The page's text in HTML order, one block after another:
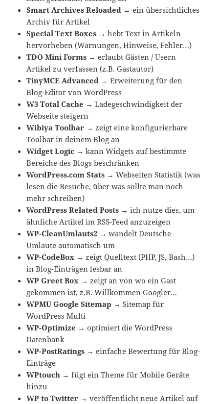
Smart Archives Reloaded →ein übersichtliches
Archiv für Artikel
Special Text Boxes →hebt Text in Artikeln
hervorheben (Warnungen, Hinweise, Fehler…)
TDO Mini Forms →erlaubt Gästen / Usern
Artikel zu verfassen (z.B. Gastautor)
TinyMCE Advanced → Erweiterung für den
Blog-Editor von WordPress
W3 Total Cache →Ladegeschwindigkeit der
Webseite steigern
Wibiya Toolbar →zeigt eine konfigurierbare
Toolbar in deinem Blog an
Widget Logic →kann Widgets auf bestimmte
Bereiche des Blogs beschränken
WordPress.com Stats → Webseiten Statistik (was
lesen die Besuche, über was sollte man noch
mehr schreiben)
WordPress Related Posts → ich nutze dies, um
ähnliche Artikel im RSS-Feed anzuzeigen
WP-CleanUmlauts2 → wandelt Deutsche
Umlaute automatisch um
WP-CodeBox → zeigt Quelltext (PHP, JS, Bash…)
in Blog-Einträgen lesbar an
WP Greet Box →zeigt an von wo ein Gast
gekommen ist, z.B. Willkommen Googler…
WPMU Google Sitemap →Sitemap für
WordPress Multi
WP-Optimize → optimiert die WordPress
Datenbank
WP-PostRatings → einfache Bewertung für Blog-
Einträge
WPtouch →fügt ein Theme für Mobile Geräte
hinzu
WP to Twitter → veröffentlicht neue Artikel auf